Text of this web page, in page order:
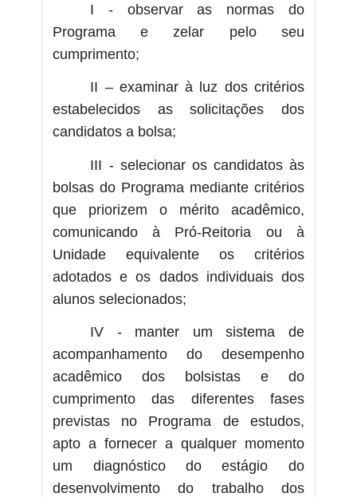
I - observar as normas do
Programa e zelar pelo seu
cumprimento;
II – examinar à luz dos critérios
estabelecidos as solicitações dos
candidatos a bolsa;
III - selecionar os candidatos às
bolsas do Programa mediante critérios
que priorizem o mérito acadêmico,
comunicando à Pró-Reitoria ou à
Unidade equivalente os critérios
adotados e os dados individuais dos
alunos selecionados;
IV - manter um sistema de
acompanhamento do desempenho
acadêmico dos bolsistas e do
cumprimento das diferentes fases
previstas no Programa de estudos,
apto a fornecer a qualquer momento
um diagnóstico do estágio do
desenvolvimento do trabalho dos